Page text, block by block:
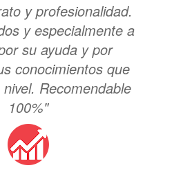
y profesionalidad.
y especialmente a
su ayuda y por
conocimientos que
Recomendable
100%"